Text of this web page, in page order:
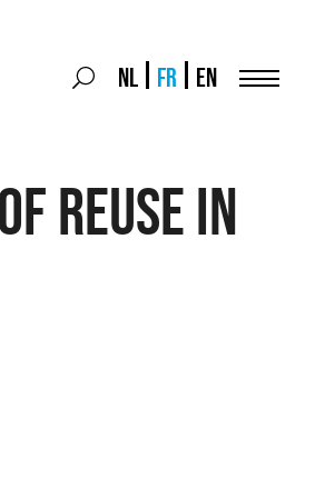
Search
Search
NL FR EN
REUSE IN